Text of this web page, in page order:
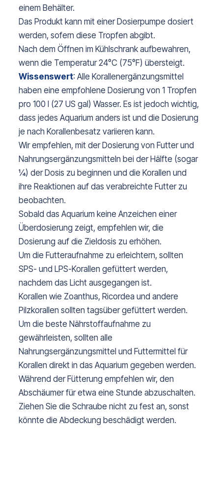
einem Behälter.
Das Produkt kann mit einer Dosierpumpe dosiert
werden, sofern diese Tropfen abgibt.
Nach dem Öffnen im Kühlschrank aufbewahren,
wenn die Temperatur 24°C (75°F) übersteigt.
Wissenswert: Alle Korallenergänzungsmittel
haben eine empfohlene Dosierung von 1 Tropfen
pro 100 l (27 US gal) Wasser. Es ist jedoch wichtig,
dass jedes Aquarium anders ist und die Dosierung
je nach Korallenbesatz variieren kann.
Wir empfehlen, mit der Dosierung von Futter und
Nahrungsergänzungsmitteln bei der Hälfte (sogar
¼) der Dosis zu beginnen und die Korallen und
ihre Reaktionen auf das verabreichte Futter zu
beobachten.
Sobald das Aquarium keine Anzeichen einer
Überdosierung zeigt, empfehlen wir, die
Dosierung auf die Zieldosis zu erhöhen.
Um die Futteraufnahme zu erleichtern, sollten
SPS- und LPS-Korallen gefüttert werden,
nachdem das Licht ausgegangen ist.
Korallen wie Zoanthus, Ricordea und andere
Pilzkorallen sollten tagsüber gefüttert werden.
Um die beste Nährstoffaufnahme zu
gewährleisten, sollten alle
Nahrungsergänzungsmittel und Futtermittel für
Korallen direkt in das Aquarium gegeben werden.
Während der Fütterung empfehlen wir, den
Abschäumer für etwa eine Stunde abzuschalten.
Ziehen Sie die Schraube nicht zu fest an, sonst
könnte die Abdeckung beschädigt werden.